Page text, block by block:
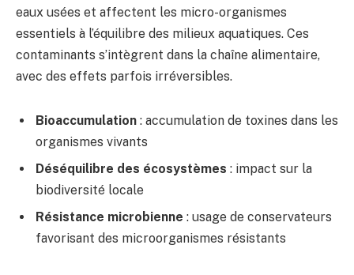
eaux usées et affectent les micro-organismes
essentiels à l’équilibre des milieux aquatiques. Ces
contaminants s’intègrent dans la chaîne alimentaire,
avec des effets parfois irréversibles.
Bioaccumulation : accumulation de toxines dans les
organismes vivants
Déséquilibre des écosystèmes : impact sur la
biodiversité locale
Résistance microbienne : usage de conservateurs
favorisant des microorganismes résistants